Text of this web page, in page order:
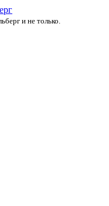
и не только.